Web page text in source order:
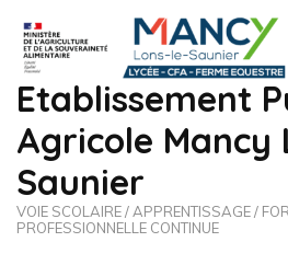
Etablissement
Agricole Mancy
Saunier
VOIE SCOLAIRE / APPRENTISSAGE /
PROFESSIONNELLE CONTINUE